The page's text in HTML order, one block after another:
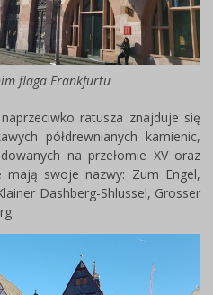
flaga Frankfurtu
ratusza znajduje się
półdrewnianych kamienic,
na przełomie XV oraz
mają swoje nazwy: Zum Engel,
Dashberg-Shlussel, Grosser